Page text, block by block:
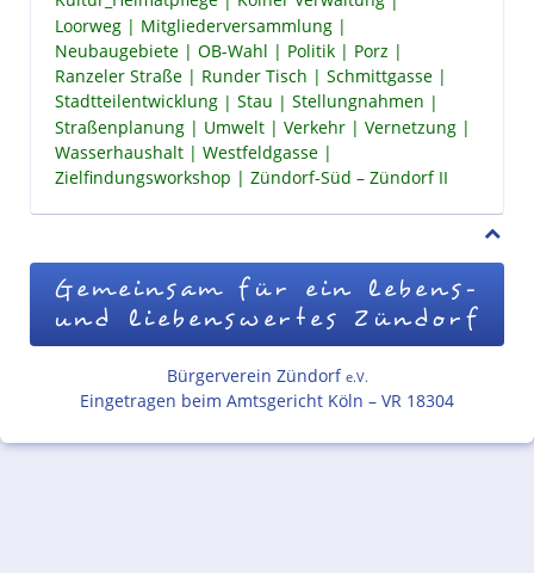
Loorweg
Mitgliederversammlung
Neubaugebiete
OB-Wahl Politik
Porz
Ranzeler Straße
Runder Tisch
Schmittgasse
Stadtteilentwicklung
Stau
Stellungnahmen
Straßenplanung
Umwelt Verkehr
Vernetzung
Wasserhaushalt
Westfeldgasse
Zielfindungsworkshop
Zündorf-Süd – Zündorf II
Gemeinsam für ein lebens-
und liebenswertes Zündorf
Bürgerverein Zündorf e.V.
Eingetragen beim Amtsgericht Köln – VR 18304